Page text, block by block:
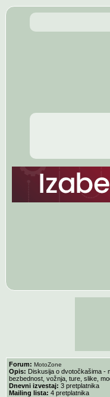
Forum: MotoZone
Opis: Diskusija o dvotočkašima -
bezbednost, vožnja, ture, slike,
Dnevni izvestaj: 3 pretplatnika
Mailing lista: 4 pretplatnika